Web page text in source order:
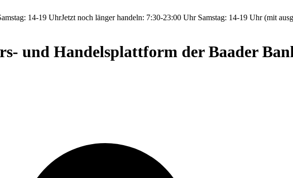
14-19 UhrJetzt noch länger handeln: 7:30-23:00 Uhr Samstag: 14-19 Uhr (mit
und Handelsplattform der Baader